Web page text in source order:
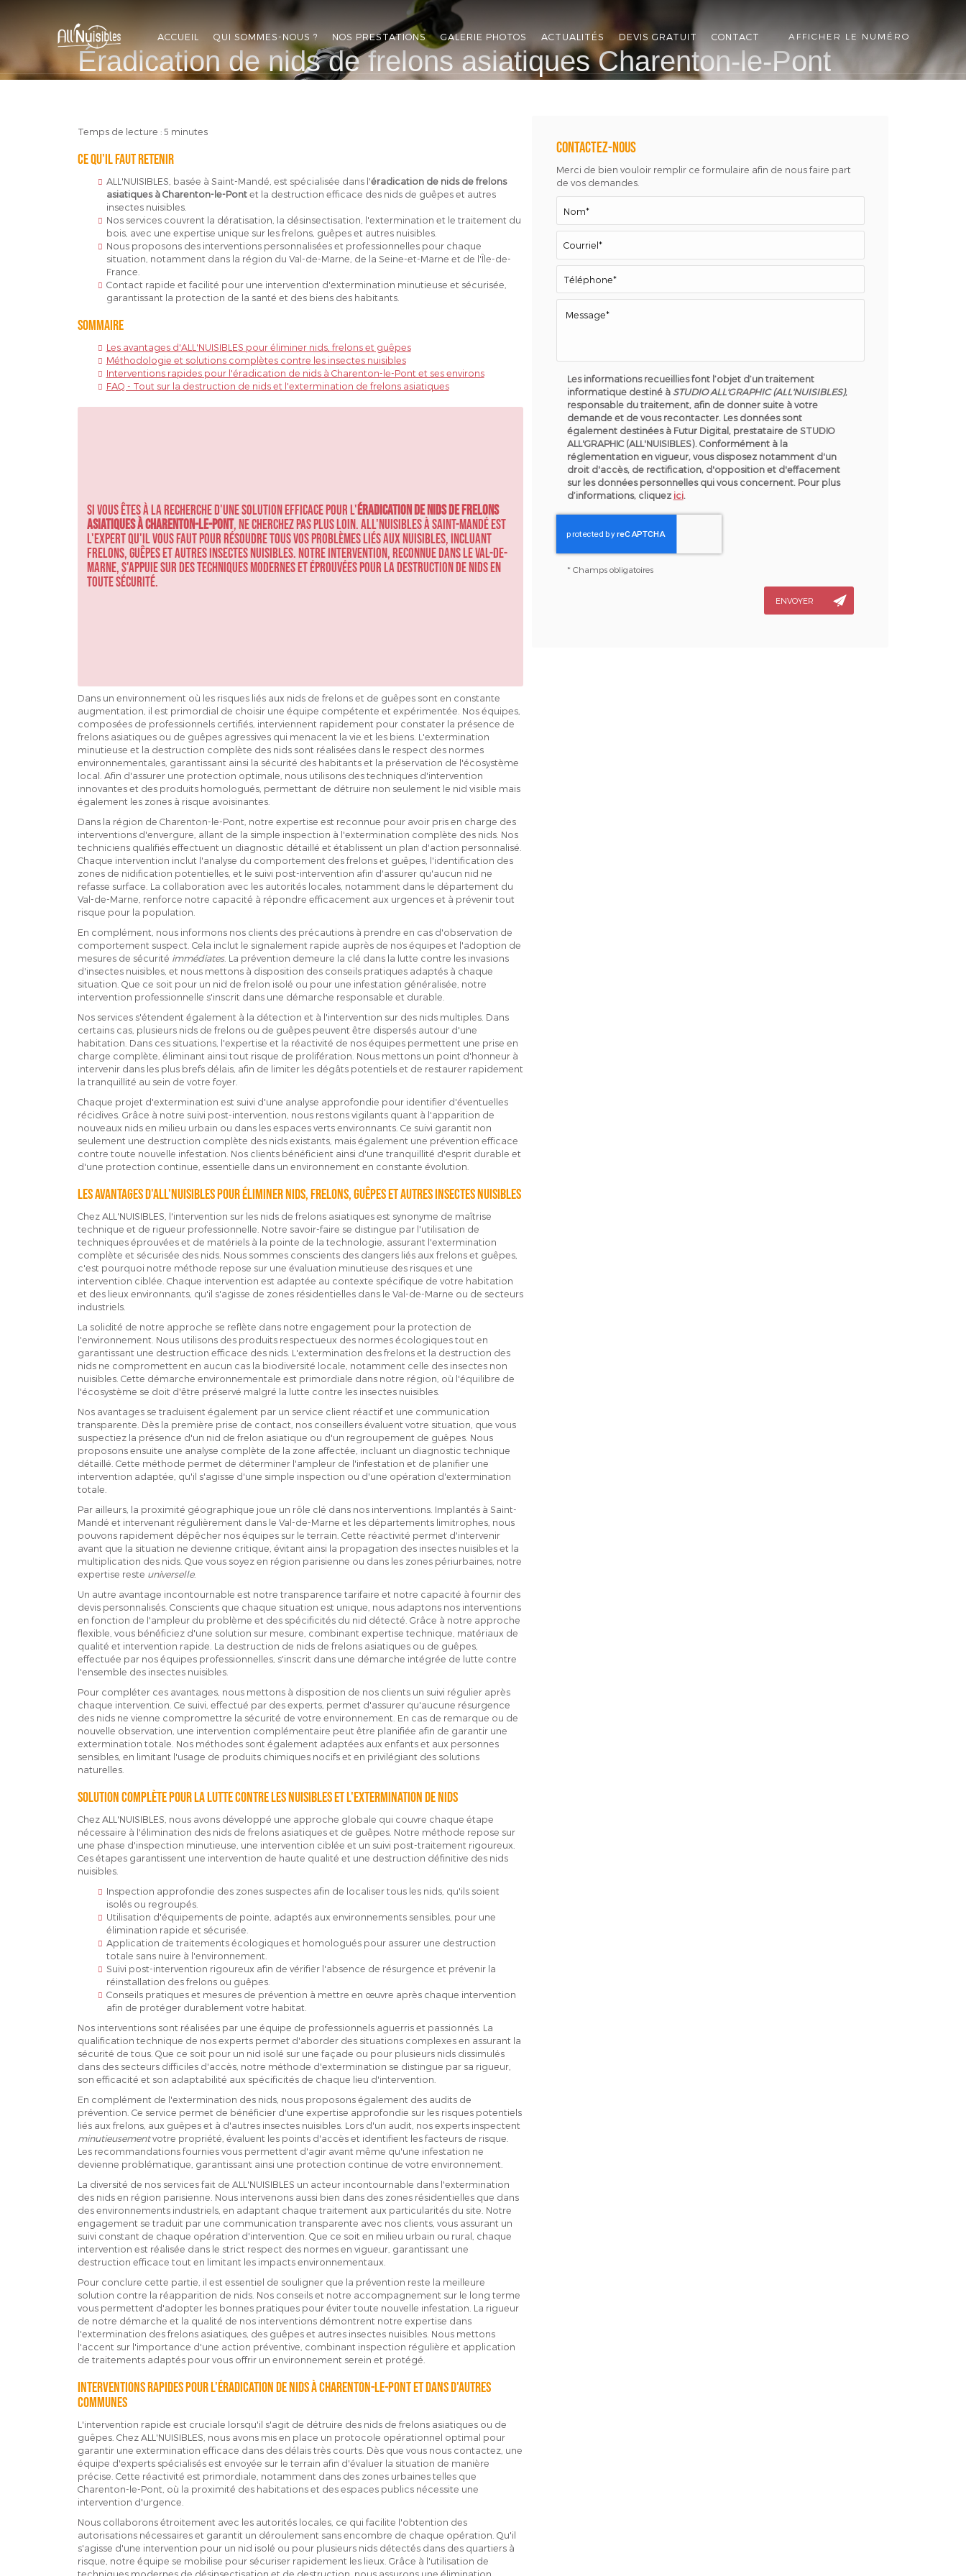
ACCUEIL QUI SOMMES-NOUS ? NOS PRESTATIONS GALERIE PHOTOS ACTUALITÉS DEVIS GRATUIT CONTACT AFFICHER LE NUMÉRO
Éradication de nids de frelons asiatiques Charenton-le-Pont
Temps de lecture : 5 minutes
Ce qu'il faut retenir
ALL'NUISIBLES, basée à Saint-Mandé, est spécialisée dans l'éradication de nids de frelons
asiatiques à Charenton-le-Pontet la destruction efficace des nids de guêpes et autres
insectes nuisibles.
Nos services couvrent la dératisation, la désinsectisation, l'extermination et le traitement du
bois, avec une expertise unique sur les frelons, guêpes et autres nuisibles.
Nous proposons des interventions personnalisées et professionnelles pour chaque
situation, notamment dans la région du Val-de-Marne, de la Seine-et-Marne et de l'Île-de-
France.
Contact rapide et facilité pour une intervention d'extermination minutieuse et sécurisée,
garantissant la protection de la santé et des biens des habitants.
Sommaire
Les avantages d'ALL'NUISIBLES pour éliminer nids, frelons et guêpes
Méthodologie et solutions complètes contre les insectes nuisibles
Interventions rapides pour l'éradication de nids à Charenton-le-Pont et ses environs
FAQ - Tout sur la destruction de nids et l'extermination de frelons asiatiques
Si vous êtes à la recherche d'une solution efficace pour l'éradication de nids de frelons
asiatiques à Charenton-le-Pont, ne cherchez pas plus loin. ALL'NUISIBLES à Saint-Mandé est
l'expert qu'il vous faut pour résoudre tous vos problèmes liés aux nuisibles, incluant
frelons, guêpes et autres insectes nuisibles. Notre intervention, reconnue dans le Val-de-
Marne, s'appuie sur des techniques modernes et éprouvées pour la destruction de nids en
toute sécurité.
Dans un environnement où les risques liés aux nids de frelons et de guêpes sont en constante
augmentation, il est primordial de choisir une équipe compétente et expérimentée. Nos équipes,
composées de professionnels certifiés, interviennent rapidement pour constater la présence de
frelons asiatiques ou de guêpes agressives qui menacent la vie et les biens. L'extermination
minutieuse et la destruction complète des nids sont réalisées dans le respect des normes
environnementales, garantissant ainsi la sécurité des habitants et la préservation de l'écosystème
local. Afin d'assurer une protection optimale, nous utilisons des techniques d'intervention
innovantes et des produits homologués, permettant de détruire non seulement le nid visible mais
également les zones à risque avoisinantes.
Dans la région de Charenton-le-Pont, notre expertise est reconnue pour avoir pris en charge des
interventions d'envergure, allant de la simple inspection à l'extermination complète des nids. Nos
techniciens qualifiés effectuent un diagnostic détaillé et établissent un plan d'action personnalisé.
Chaque intervention inclut l'analyse du comportement des frelons et guêpes, l'identification des
zones de nidification potentielles, et le suivi post-intervention afin d'assurer qu'aucun nid ne
refasse surface. La collaboration avec les autorités locales, notamment dans le département du
Val-de-Marne, renforce notre capacité à répondre efficacement aux urgences et à prévenir tout
risque pour la population.
En complément, nous informons nos clients des précautions à prendre en cas d'observation de
comportement suspect. Cela inclut le signalement rapide auprès de nos équipes et l'adoption de
mesures de sécurité immédiates. La prévention demeure la clé dans la lutte contre les invasions
d'insectes nuisibles, et nous mettons à disposition des conseils pratiques adaptés à chaque
situation. Que ce soit pour un nid de frelon isolé ou pour une infestation généralisée, notre
intervention professionnelle s'inscrit dans une démarche responsable et durable.
Nos services s'étendent également à la détection et à l'intervention sur des nids multiples. Dans
certains cas, plusieurs nids de frelons ou de guêpes peuvent être dispersés autour d'une
habitation. Dans ces situations, l'expertise et la réactivité de nos équipes permettent une prise en
charge complète, éliminant ainsi tout risque de prolifération. Nous mettons un point d'honneur à
intervenir dans les plus brefs délais, afin de limiter les dégâts potentiels et de restaurer rapidement
la tranquillité au sein de votre foyer.
Chaque projet d'extermination est suivi d'une analyse approfondie pour identifier d'éventuelles
récidives. Grâce à notre suivi post-intervention, nous restons vigilants quant à l'apparition de
nouveaux nids en milieu urbain ou dans les espaces verts environnants. Ce suivi garantit non
seulement une destruction complète des nids existants, mais également une prévention efficace
contre toute nouvelle infestation. Nos clients bénéficient ainsi d'une tranquillité d'esprit durable et
d'une protection continue, essentielle dans un environnement en constante évolution.
Les avantages d'ALL'NUISIBLES pour éliminer nids, frelons, guêpes et autres insectes nuisibles
Chez ALL'NUISIBLES, l'intervention sur les nids de frelons asiatiques est synonyme de maîtrise
technique et de rigueur professionnelle. Notre savoir-faire se distingue par l'utilisation de
techniques éprouvées et de matériels à la pointe de la technologie, assurant l'extermination
complète et sécurisée des nids. Nous sommes conscients des dangers liés aux frelons et guêpes,
c'est pourquoi notre méthode repose sur une évaluation minutieuse des risques et une
intervention ciblée. Chaque intervention est adaptée au contexte spécifique de votre habitation
et des lieux environnants, qu'il s'agisse de zones résidentielles dans le Val-de-Marne ou de secteurs
industriels.
La solidité de notre approche se reflète dans notre engagement pour la protection de
l'environnement. Nous utilisons des produits respectueux des normes écologiques tout en
garantissant une destruction efficace des nids. L'extermination des frelons et la destruction des
nids ne compromettent en aucun cas la biodiversité locale, notamment celle des insectes non
nuisibles. Cette démarche environnementale est primordiale dans notre région, où l'équilibre de
l'écosystème se doit d'être préservé malgré la lutte contre les insectes nuisibles.
Nos avantages se traduisent également par un service client réactif et une communication
transparente. Dès la première prise de contact, nos conseillers évaluent votre situation, que vous
suspectiez la présence d'un nid de frelon asiatique ou d'un regroupement de guêpes. Nous
proposons ensuite une analyse complète de la zone affectée, incluant un diagnostic technique
détaillé. Cette méthode permet de déterminer l'ampleur de l'infestation et de planifier une
intervention adaptée, qu'il s'agisse d'une simple inspection ou d'une opération d'extermination
totale.
Par ailleurs, la proximité géographique joue un rôle clé dans nos interventions. Implantés à Saint-
Mandé et intervenant régulièrement dans le Val-de-Marne et les départements limitrophes, nous
pouvons rapidement dépêcher nos équipes sur le terrain. Cette réactivité permet d'intervenir
avant que la situation ne devienne critique, évitant ainsi la propagation des insectes nuisibles et la
multiplication des nids. Que vous soyez en région parisienne ou dans les zones périurbaines, notre
expertise reste universelle.
Un autre avantage incontournable est notre transparence tarifaire et notre capacité à fournir des
devis personnalisés. Conscients que chaque situation est unique, nous adaptons nos interventions
en fonction de l'ampleur du problème et des spécificités du nid détecté. Grâce à notre approche
flexible, vous bénéficiez d'une solution sur mesure, combinant expertise technique, matériaux de
qualité et intervention rapide. La destruction de nids de frelons asiatiques ou de guêpes,
effectuée par nos équipes professionnelles, s'inscrit dans une démarche intégrée de lutte contre
l'ensemble des insectes nuisibles.
Pour compléter ces avantages, nous mettons à disposition de nos clients un suivi régulier après
chaque intervention. Ce suivi, effectué par des experts, permet d'assurer qu'aucune résurgence
des nids ne vienne compromettre la sécurité de votre environnement. En cas de remarque ou de
nouvelle observation, une intervention complémentaire peut être planifiée afin de garantir une
extermination totale. Nos méthodes sont également adaptées aux enfants et aux personnes
sensibles, en limitant l'usage de produits chimiques nocifs et en privilégiant des solutions
naturelles.
Solution complète pour la lutte contre les nuisibles et l'extermination de nids
Chez ALL'NUISIBLES, nous avons développé une approche globale qui couvre chaque étape
nécessaire à l'élimination des nids de frelons asiatiques et de guêpes. Notre méthode repose sur
une phase d'inspection minutieuse, une intervention ciblée et un suivi post-traitement rigoureux.
Ces étapes garantissent une intervention de haute qualité et une destruction définitive des nids
nuisibles.
Inspection approfondie des zones suspectes afin de localiser tous les nids, qu'ils soient
isolés ou regroupés.
Utilisation d'équipements de pointe, adaptés aux environnements sensibles, pour une
élimination rapide et sécurisée.
Application de traitements écologiques et homologués pour assurer une destruction
totale sans nuire à l'environnement.
Suivi post-intervention rigoureux afin de vérifier l'absence de résurgence et prévenir la
réinstallation des frelons ou guêpes.
Conseils pratiques et mesures de prévention à mettre en œuvre après chaque intervention
afin de protéger durablement votre habitat.
Nos interventions sont réalisées par une équipe de professionnels aguerris et passionnés. La
qualification technique de nos experts permet d'aborder des situations complexes en assurant la
sécurité de tous. Que ce soit pour un nid isolé sur une façade ou pour plusieurs nids dissimulés
dans des secteurs difficiles d'accès, notre méthode d'extermination se distingue par sa rigueur,
son efficacité et son adaptabilité aux spécificités de chaque lieu d'intervention.
En complément de l'extermination des nids, nous proposons également des audits de
prévention. Ce service permet de bénéficier d'une expertise approfondie sur les risques potentiels
liés aux frelons, aux guêpes et à d'autres insectes nuisibles. Lors d'un audit, nos experts inspectent
minutieusementvotre propriété, évaluent les points d'accès et identifient les facteurs de risque.
Les recommandations fournies vous permettent d'agir avant même qu'une infestation ne
devienne problématique, garantissant ainsi une protection continue de votre environnement.
La diversité de nos services fait de ALL'NUISIBLES un acteur incontournable dans l'extermination
des nids en région parisienne. Nous intervenons aussi bien dans des zones résidentielles que dans
des environnements industriels, en adaptant chaque traitement aux particularités du site. Notre
engagement se traduit par une communication transparente avec nos clients, vous assurant un
suivi constant de chaque opération d'intervention. Que ce soit en milieu urbain ou rural, chaque
intervention est réalisée dans le strict respect des normes en vigueur, garantissant une
destruction efficace tout en limitant les impacts environnementaux.
Pour conclure cette partie, il est essentiel de souligner que la prévention reste la meilleure
solution contre la réapparition de nids. Nos conseils et notre accompagnement sur le long terme
vous permettent d'adopter les bonnes pratiques pour éviter toute nouvelle infestation. La rigueur
de notre démarche et la qualité de nos interventions démontrent notre expertise dans
l'extermination des frelons asiatiques, des guêpes et autres insectes nuisibles. Nous mettons
l'accent sur l'importance d'une action préventive, combinant inspection régulière et application
de traitements adaptés pour vous offrir un environnement serein et protégé.
Interventions rapides pour l'éradication de nids à Charenton-le-Pont et dans d'autres
communes
L'intervention rapide est cruciale lorsqu'il s'agit de détruire des nids de frelons asiatiques ou de
guêpes. Chez ALL'NUISIBLES, nous avons mis en place un protocole opérationnel optimal pour
garantir une extermination efficace dans des délais très courts. Dès que vous nous contactez, une
équipe d'experts spécialisés est envoyée sur le terrain afin d'évaluer la situation de manière
précise. Cette réactivité est primordiale, notamment dans des zones urbaines telles que
Charenton-le-Pont, où la proximité des habitations et des espaces publics nécessite une
intervention d'urgence.
Nous collaborons étroitement avec les autorités locales, ce qui facilite l'obtention des
autorisations nécessaires et garantit un déroulement sans encombre de chaque opération. Qu'il
s'agisse d'une intervention pour un nid isolé ou pour plusieurs nids détectés dans des quartiers à
risque, notre équipe se mobilise pour sécuriser rapidement les lieux. Grâce à l'utilisation de
techniques modernes de désinsectisation et de destruction, nous assurons une élimination
Contactez-nous
Merci de bien vouloir remplir ce formulaire afin de nous faire part
de vos demandes.
Les informations recueillies font l’objet d’un traitement
informatique destiné àSTUDIO ALL'GRAPHIC (ALL'NUISIBLES),
responsable du traitement, afin de donner suite à votre
demande et de vous recontacter. Les données sont
également destinées à Futur Digital, prestataire de STUDIO
ALL'GRAPHIC (ALL'NUISIBLES). Conformément à la
réglementation en vigueur, vous disposez notamment d'un
droit d'accès, de rectification, d'opposition et d'effacement
sur les données personnelles qui vous concernent. Pour plus
d’informations, cliquez ici.
* Champs obligatoires